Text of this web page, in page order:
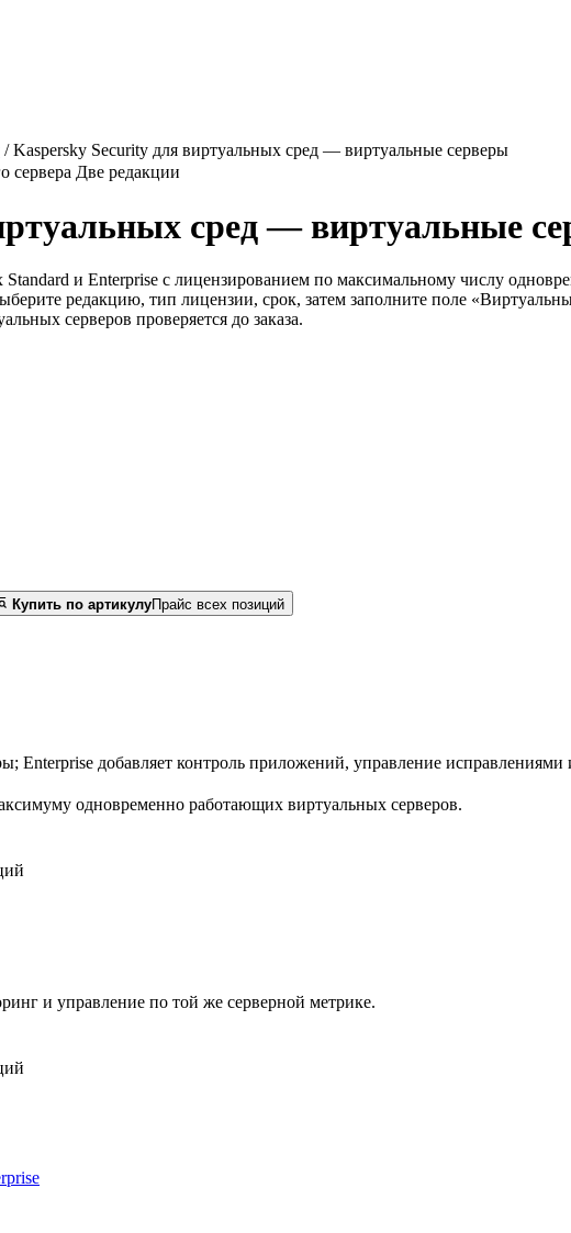
/ Kaspersky Security для виртуальных сред — виртуальные серверы
сервера Две редакции
сред — виртуальные
Standard и Enterprise с лицензированием по максимальному числу
редакцию, тип лицензии, срок, затем заполните поле
серверов проверяется до заказа.
Купить по артикулуПрайс всех позиций
Enterprise добавляет контроль приложений, управление
одновременно работающих виртуальных серверов.
и управление по той же серверной метрике.